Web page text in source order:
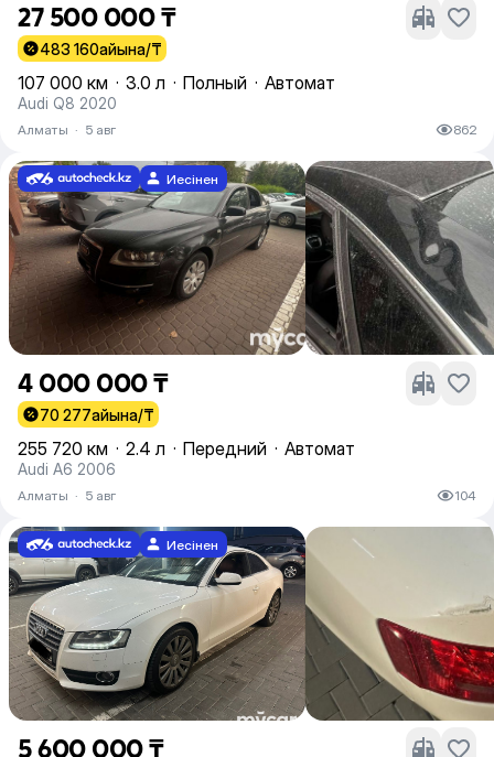
27 500 000 ₸
483 160айына/₸
107 000 км · 3.0 л · Полный · Автомат
Audi Q8 2020
Алматы · 5 авг 862
Иесінен
4 000 000 ₸
70 277айына/₸
255 720 км · 2.4 л · Передний · Автомат
Audi A6 2006
Алматы · 5 авг 104
Иесінен
5 600 000 ₸